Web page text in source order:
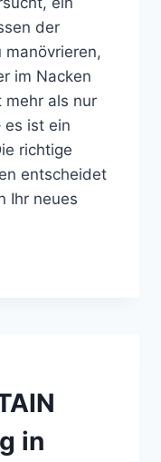
der
manövrieren,
im Nacken
mehr als nur
es ist ein
richtige
entscheidet
Ihr neues
in